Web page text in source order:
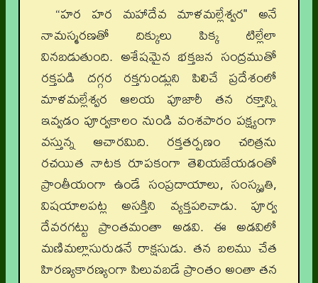
“హర హర మహాదేవ మాళమల్లేశ్వర" అనే
నామస్మరణతో దిక్కులు పిక్క టిల్లేలా
వినబడుతుంది. అశేషమైన భక్తజన సంద్రముతో
రక్తపడి దగ్గర రక్తగుండ్లుని పిలిచే ప్రదేశంలో
మాళమల్లేశ్వర ఆలయ పూజారీ తన రక్తాన్ని
ఇవ్వడం పూర్వకాలం నుండి వంశపారం పక్ష్యంగా
వస్తున్న ఆచారమిది. రక్తతర్పణం చరిత్రను
రచయిత నాటక రూపకంగా తెలియజేయడంతో
ప్రాంతీయంగా ఉండే సంప్రదాయాలు, సంస్కృతి,
విషయాలపట్ల అసక్తిని వ్యక్తపరిచాడు. పూర్వ
దేవరగట్టు ప్రాంతమంతా అడవి. ఈ అడవిలో
మణిమల్లాసురుడనే రాక్షసుడు. తన బలము చేత
హిరణ్యకారణ్యంగా పిలువబడే ప్రాంతం అంతా తన